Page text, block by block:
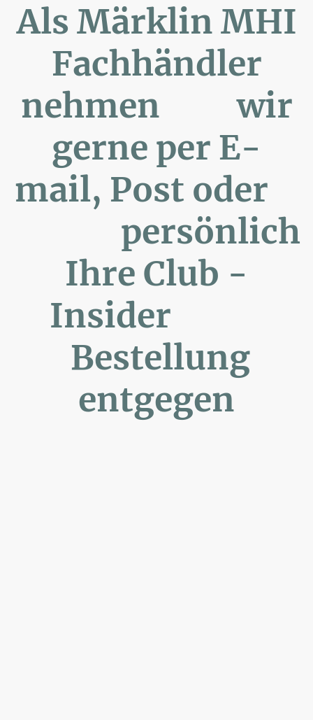
Als Märklin MHI
Fachhändler
nehmen wir
gerne per E-
mail, Post oder
persönlich
Ihre Club -
Insider
Bestellung
entgegen